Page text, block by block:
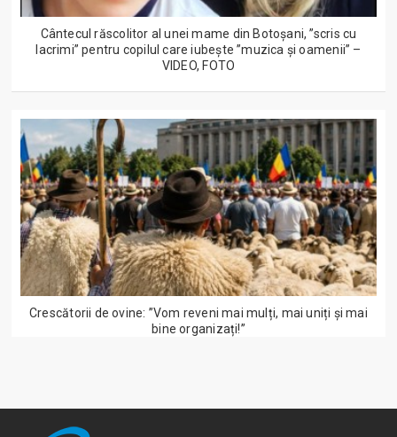
Cântecul răscolitor al unei mame din Botoșani, ”scris cu
lacrimi” pentru copilul care iubește ”muzica și oamenii” –
VIDEO, FOTO
Crescătorii de ovine: ”Vom reveni mai mulți, mai uniți și mai
bine organizați!”